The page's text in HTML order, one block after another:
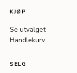
KJØP
Se utvalget
Handlekurv
SELG